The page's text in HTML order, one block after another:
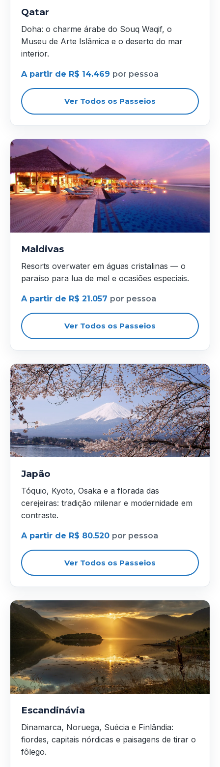
Qatar
Doha: o charme árabe do Souq Waqif, o
Museu de Arte Islâmica e o deserto do mar
interior.
A partir de R$ 14.469 por pessoa
Ver Todos os Passeios
Maldivas
Resorts overwater em águas cristalinas — o
paraíso para lua de mel e ocasiões especiais.
A partir de R$ 21.057 por pessoa
Ver Todos os Passeios
Japão
Tóquio, Kyoto, Osaka e a florada das
cerejeiras: tradição milenar e modernidade em
contraste.
A partir de R$ 80.520 por pessoa
Ver Todos os Passeios
Escandinávia
Dinamarca, Noruega, Suécia e Finlândia:
fiordes, capitais nórdicas e paisagens de tirar o
fôlego.